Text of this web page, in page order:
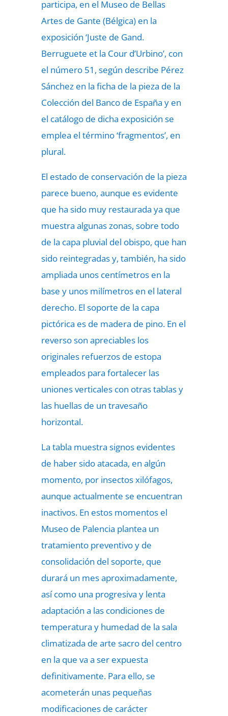
participa, en el Museo de Bellas
Artes de Gante (Bélgica) en la
exposición ‘Juste de Gand.
Berruguete et la Cour d’Urbino’, con
el número 51, según describe Pérez
Sánchez en la ficha de la pieza de la
Colección del Banco de España y en
el catálogo de dicha exposición se
emplea el término ‘fragmentos’, en
plural.
El estado de conservación de la pieza
parece bueno, aunque es evidente
que ha sido muy restaurada ya que
muestra algunas zonas, sobre todo
de la capa pluvial del obispo, que han
sido reintegradas y, también, ha sido
ampliada unos centímetros en la
base y unos milímetros en el lateral
derecho. El soporte de la capa
pictórica es de madera de pino. En el
reverso son apreciables los
originales refuerzos de estopa
empleados para fortalecer las
uniones verticales con otras tablas y
las huellas de un travesaño
horizontal.
La tabla muestra signos evidentes
de haber sido atacada, en algún
momento, por insectos xilófagos,
aunque actualmente se encuentran
inactivos. En estos momentos el
Museo de Palencia plantea un
tratamiento preventivo y de
consolidación del soporte, que
durará un mes aproximadamente,
así como una progresiva y lenta
adaptación a las condiciones de
temperatura y humedad de la sala
climatizada de arte sacro del centro
en la que va a ser expuesta
definitivamente. Para ello, se
acometerán unas pequeñas
modificaciones de carácter